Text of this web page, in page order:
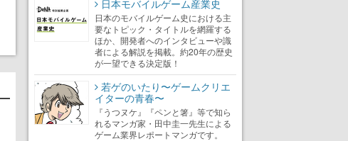
日本モバイルゲーム産業史
日本のモバイルゲーム史における主
要なトピック・タイトルを網羅する
ほか、開発者へのインタビューや識
者による解説を掲載。約20年の歴史
が一望できる決定版！
若ゲのいたり〜ゲームクリエ
イターの青春〜
『うつヌケ』『ペンと箸』等で知ら
れるマンガ家・田中圭一先生による
ゲーム業界レポートマンガです。